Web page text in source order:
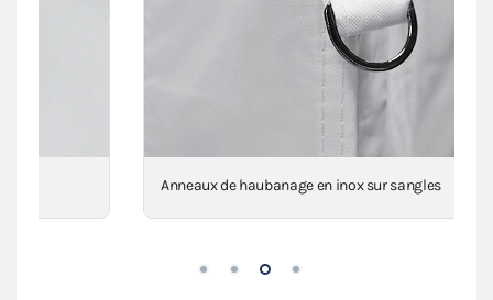
Anneaux de haubanage en inox sur sangles